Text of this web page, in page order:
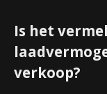
Is het
verkoop?